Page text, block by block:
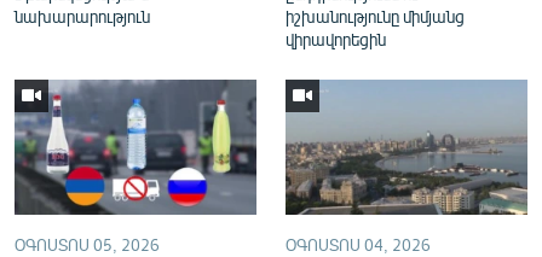
նախարարություն
իշխանությունը միմյանց
վիրավորեցին
ՕԳՈՍՏՈՍ 05, 2026 ՕԳՈՍՏՈՍ 04, 2026